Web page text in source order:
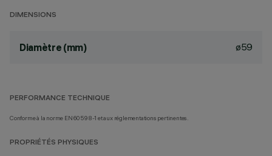
DIMENSIONS
Diamètre (mm) ø59
PERFORMANCE TECHNIQUE
Conforme à la norme EN60598-1 et aux réglementations pertinentes.
PROPRIÉTÉS PHYSIQUES